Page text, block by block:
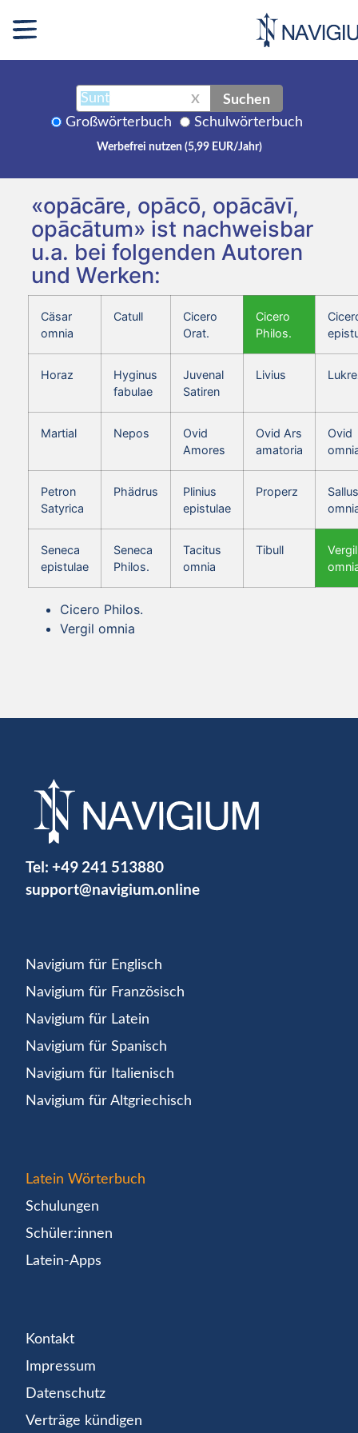
X Suchen
Großwörterbuch Schulwörterbuch
Werbefrei nutzen (5,99 EUR/Jahr)
«opācāre, opācō, opācāvī,
opācātum» ist nachweisbar
u.a. bei folgenden Autoren
und Werken:
Cäsar
omnia
Catull
Cicero
Orat.
Cicero
Philos.
Horaz
Hyginus
fabulae
Juvenal
Satiren
Livius
Martial Nepos
Ovid
Amores
Ovid Ars
amatoria
Ovid
Petron
Satyrica
Phädrus
Plinius
epistulae
Properz
Seneca
epistulae
Seneca
Philos.
Tacitus
omnia
Tibull
Vergil
Cicero Philos.
Vergil omnia
Tel: +49 241 513880
support@navigium.online
Navigium für Englisch
Navigium für Französisch
Navigium für Latein
Navigium für Spanisch
Navigium für Italienisch
Navigium für Altgriechisch
Latein Wörterbuch
Schulungen
Schüler:innen
Latein-Apps
Kontakt
Impressum
Datenschutz
Verträge kündigen